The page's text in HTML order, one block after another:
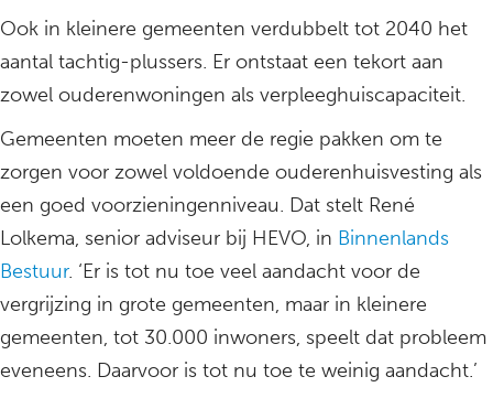
Ook in kleinere gemeenten verdubbelt tot 2040 het
aantal tachtig-plussers. Er ontstaat een tekort aan
zowel ouderenwoningen als verpleeghuiscapaciteit.
Gemeenten moeten meer de regie pakken om te
zorgen voor zowel voldoende ouderenhuisvesting als
een goed voorzieningenniveau. Dat stelt René
Lolkema, senior adviseur bij HEVO, in Binnenlands
Bestuur. ‘Er is tot nu toe veel aandacht voor de
vergrijzing in grote gemeenten, maar in kleinere
gemeenten, tot 30.000 inwoners, speelt dat probleem
eveneens. Daarvoor is tot nu toe te weinig aandacht.’